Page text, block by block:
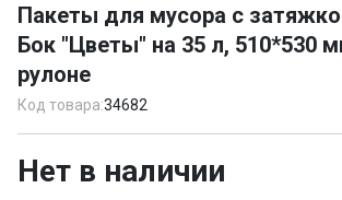
of
2
Пакеты для мусора с
Бок "Цветы" на 35 л, 510*530
рулоне
Код товара:34682
Нет в наличии